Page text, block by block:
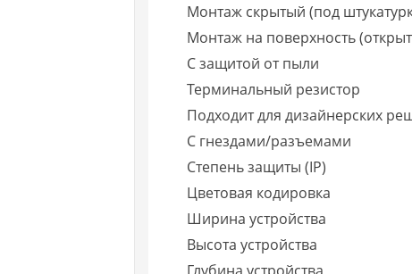
Монтаж скрытый (под
Монтаж на поверхность
С защитой от пыли
Терминальный резистор
Подходит для дизайнерских
С гнездами/разъемами
Степень защиты (IP)
Цветовая кодировка
Ширина устройства
Высота устройства